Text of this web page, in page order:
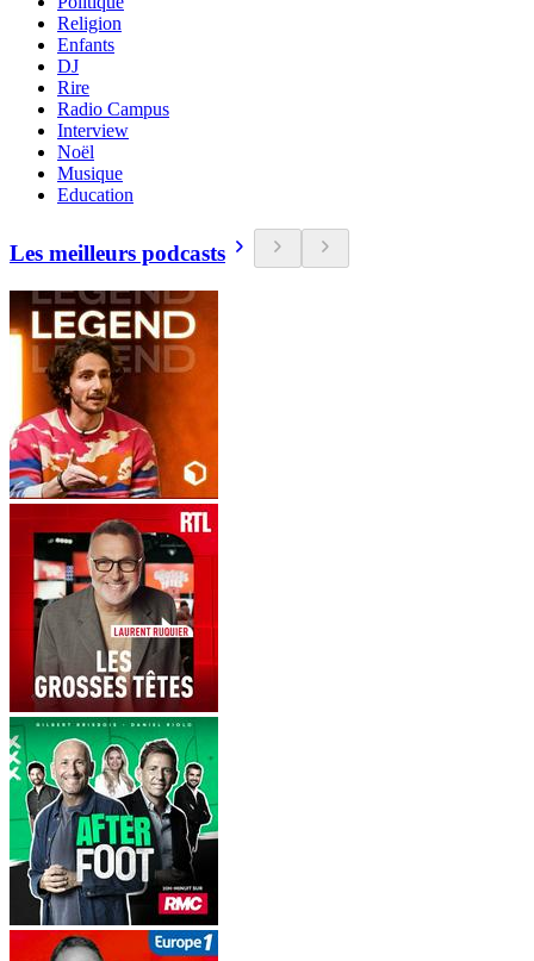
Religion
Enfants
DJ
Rire
Radio Campus
Interview
Noël
Musique
Education
Les meilleurs podcasts